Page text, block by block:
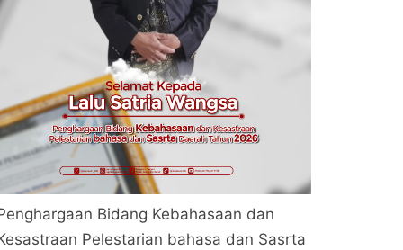
Bidang Kebahasaan dan
Pelestarian bahasa dan Sasrta